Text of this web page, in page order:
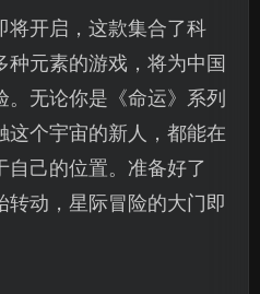
将开启，这款集合了科
元素的游戏，将为中国
无论你是《命运》系列
这个宇宙的新人，都能在
自己的位置。准备好了
转动，星际冒险的大门即